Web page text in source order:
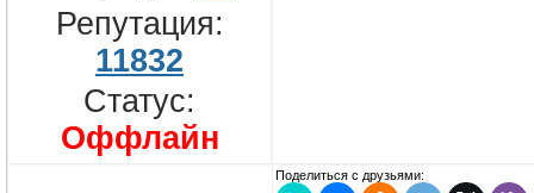
Репутация:
11832
Статус:
Оффлайн
Поделиться с друзьями: